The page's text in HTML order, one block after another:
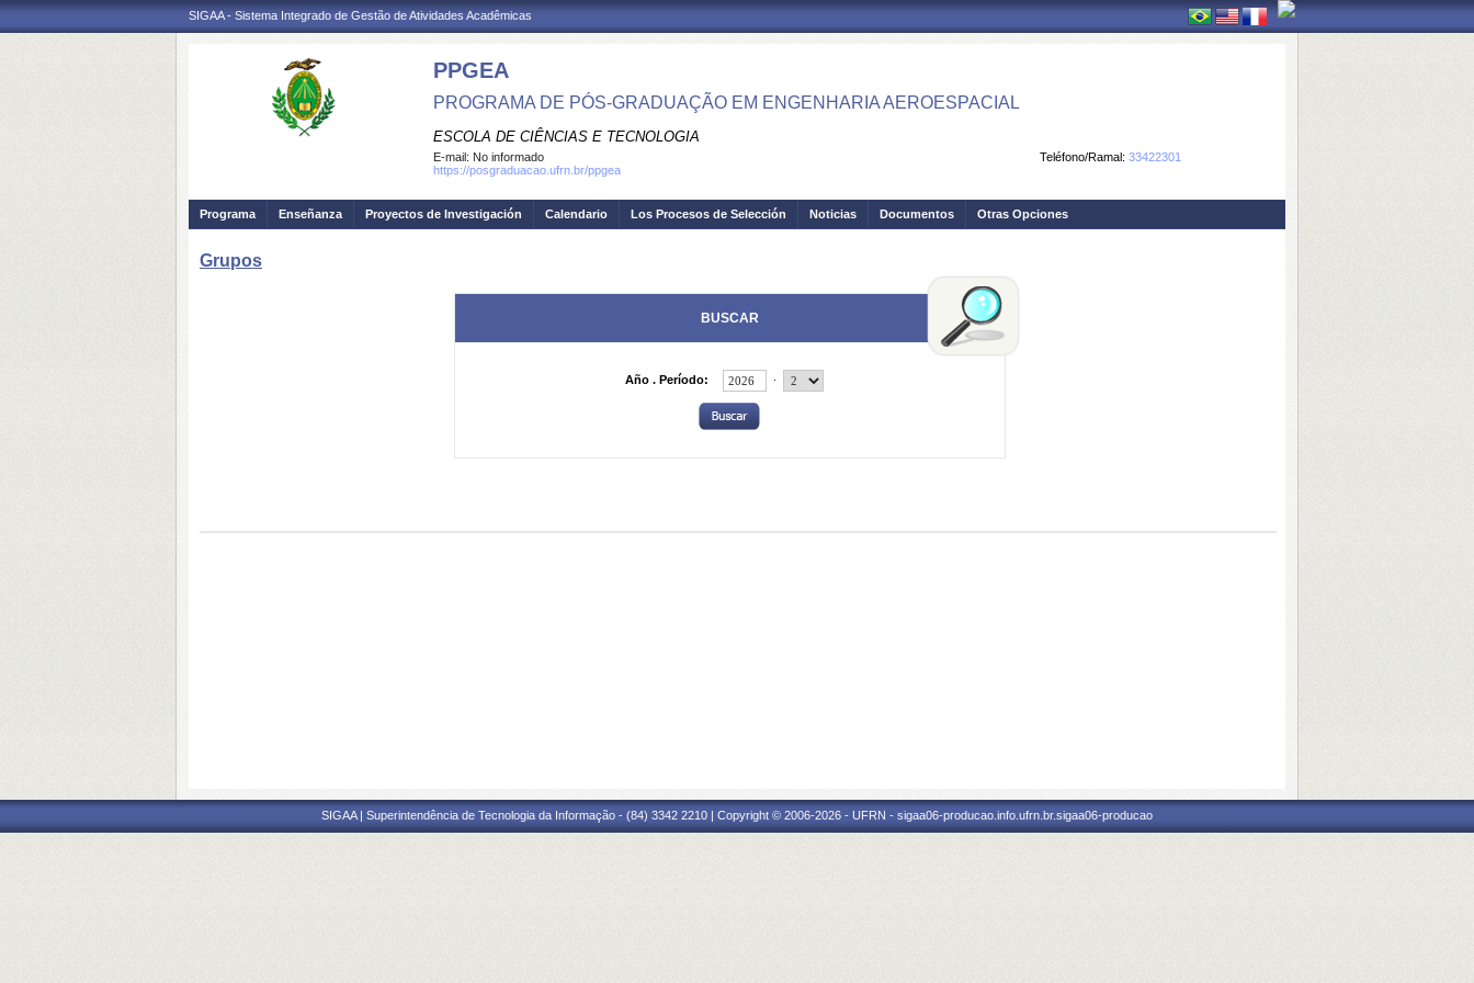
SIGAA - Sistema Integrado de Gestão de Atividades Acadêmicas
PPGEA
PROGRAMA DE PÓS-GRADUAÇÃO EM ENGENHARIA AEROESPACIAL
ESCOLA DE CIÊNCIAS E TECNOLOGIA
Teléfono/Ramal: 33422301
E-mail: No informado
https://posgraduacao.ufrn.br/ppgea
Programa Enseñanza Proyectos de Investigación Calendario Los Procesos de Selección Noticias Documentos Otras Opciones
Grupos
BUSCAR
Año . Período:
SIGAA | Superintendência de Tecnologia da Informação - (84) 3342 2210 | Copyright © 2006-2026 - UFRN - sigaa06-producao.info.ufrn.br.sigaa06-producao